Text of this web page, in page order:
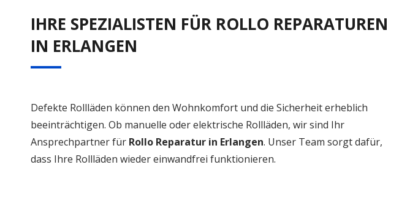
IHRE SPEZIALISTEN FÜR ROLLO REPARATUREN
IN ERLANGEN
Defekte Rollläden können den Wohnkomfort und die Sicherheit erheblich
beeinträchtigen. Ob manuelle oder elektrische Rollläden, wir sind Ihr
Ansprechpartner für Rollo Reparatur in Erlangen. Unser Team sorgt dafür,
dass Ihre Rollläden wieder einwandfrei funktionieren.